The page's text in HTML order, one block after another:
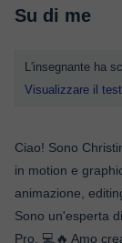
Su di me
L'insegnante ha
Visualizzare il
Ciao! Sono
in motion e
animazione,
Sono un'esperta
Pro. 💻🔥 Amo